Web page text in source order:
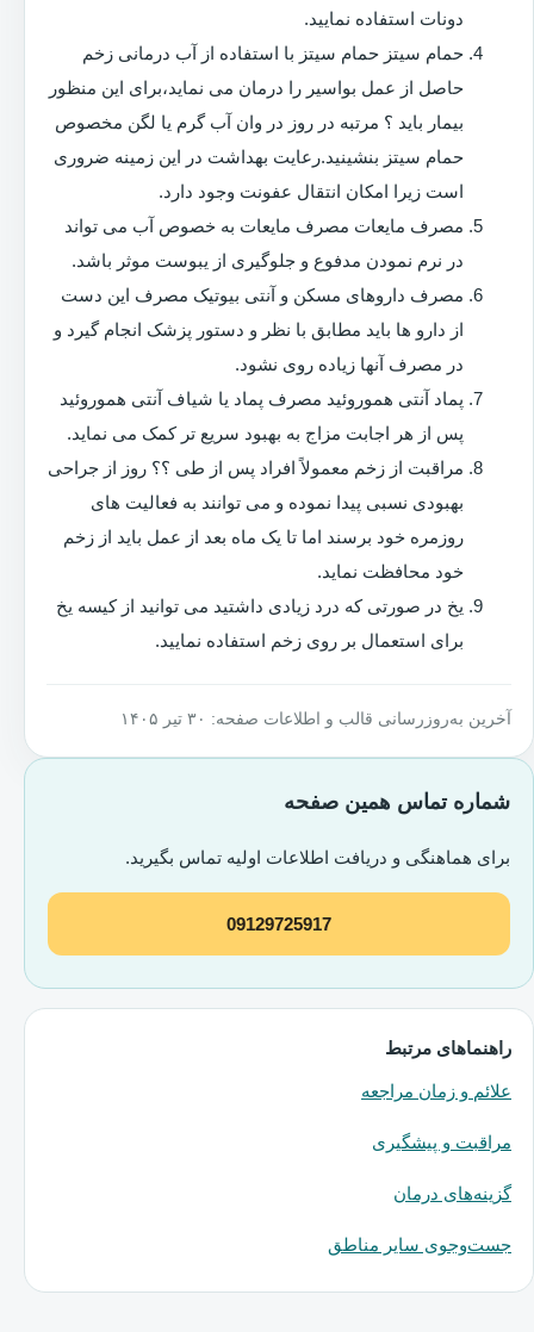
دونات استفاده نمایید.
حمام سیتز حمام سیتز با استفاده از آب درمانی زخم
حاصل از عمل بواسیر را درمان می نماید،برای این منظور
بیمار باید ؟ مرتبه در روز در وان آب گرم یا لگن مخصوص
حمام سیتز بنشینید.رعایت بهداشت در این زمینه ضروری
است زیرا امکان انتقال عفونت وجود دارد.
مصرف مایعات مصرف مایعات به خصوص آب می تواند
در نرم نمودن مدفوع و جلوگیری از یبوست موثر باشد.
مصرف داروهای مسکن و آنتی بیوتیک مصرف این دست
از دارو ها باید مطابق با نظر و دستور پزشک انجام گیرد و
در مصرف آنها زیاده روی نشود.
پماد آنتی هموروئید مصرف پماد یا شیاف آنتی هموروئید
پس از هر اجابت مزاج به بهبود سریع تر کمک می نماید.
مراقبت از زخم معمولاً افراد پس از طی ؟؟ روز از جراحی
بهبودی نسبی پیدا نموده و می توانند به فعالیت های
روزمره خود برسند اما تا یک ماه بعد از عمل باید از زخم
خود محافظت نماید.
یخ در صورتی که درد زیادی داشتید می توانید از کیسه یخ
برای استعمال بر روی زخم استفاده نمایید.
آخرین به‌روزرسانی قالب و اطلاعات صفحه: ۳۰ تیر ۱۴۰۵
شماره تماس همین صفحه
برای هماهنگی و دریافت اطلاعات اولیه تماس بگیرید.
09129725917
راهنماهای مرتبط
علائم و زمان مراجعه
مراقبت و پیشگیری
گزینه‌های درمان
جست‌وجوی سایر مناطق